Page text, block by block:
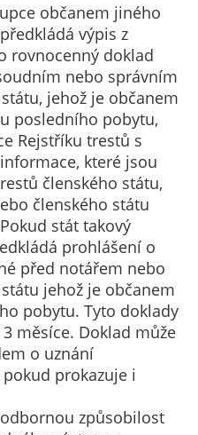
občanem jiného
výpis z
rovnocenný doklad
nebo správním
jehož je občanem
posledního pobytu,
Rejstříku trestů s
které jsou
členského státu,
členského státu
stát takový
prohlášení o
před notářem nebo
jehož je občanem
pobytu. Tyto doklady
měsíce. Doklad může
o uznání
prokazuje i
způsobilost